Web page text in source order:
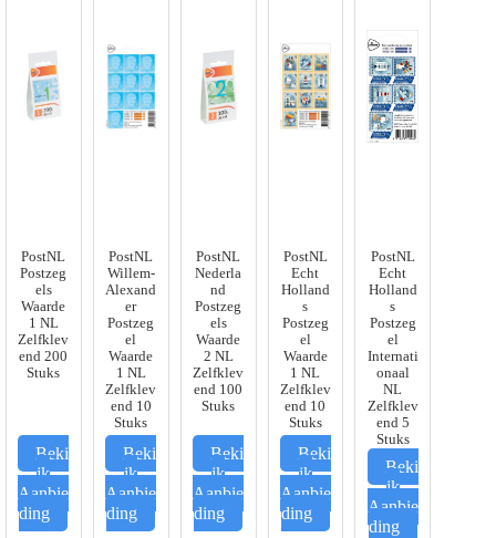
PostNL
Postzeg
els
Waarde
1 NL
Zelfklev
end 200
Stuks
Beki
jk
Aanbie
ding
PostNL
Willem-
Alexand
er
Postzeg
el
Waarde
1 NL
Zelfklev
end 10
Stuks
Beki
jk
Aanbie
ding
PostNL
Nederla
nd
Postzeg
els
Waarde
2 NL
Zelfklev
end 100
Stuks
Beki
jk
Aanbie
ding
PostNL
Echt
Holland
s
Postzeg
el
Waarde
1 NL
Zelfklev
end 10
Stuks
Beki
jk
Aanbie
ding
PostNL
Echt
Holland
s
Postzeg
el
Internati
onaal
NL
Zelfklev
end 5
Stuks
Beki
jk
Aanbie
ding